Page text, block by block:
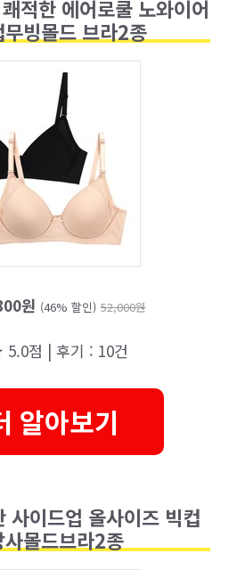
적한 에어로쿨 노와이어
빙몰드 브라2종
원 (46% 할인) 52,000원
점 | 후기 : 10건
알아보기
사이드업 올사이즈 빅컵
사몰드브라2종